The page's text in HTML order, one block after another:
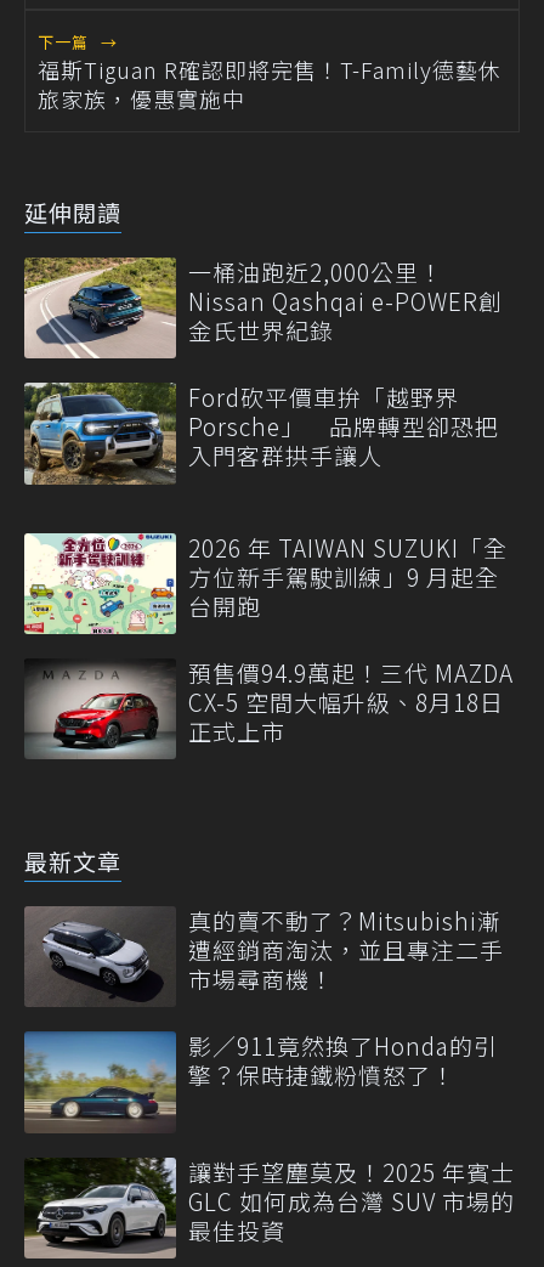
下一篇 →
福斯Tiguan R確認即將完售！T-Family德藝休
旅家族，優惠實施中
延伸閱讀
一桶油跑近2,000公里！
Nissan Qashqai e-POWER創
金氏世界紀錄
Ford砍平價車拚「越野界
Porsche」 品牌轉型卻恐把
入門客群拱手讓人
2026 年 TAIWAN SUZUKI「全
方位新手駕駛訓練」9 月起全
台開跑
預售價94.9萬起！三代 MAZDA
CX-5 空間大幅升級、8月18日
正式上市
最新文章
真的賣不動了？Mitsubishi漸
遭經銷商淘汰，並且專注二手
市場尋商機！
影／911竟然換了Honda的引
擎？保時捷鐵粉憤怒了！
讓對手望塵莫及！2025 年賓士
GLC 如何成為台灣 SUV 市場的
最佳投資